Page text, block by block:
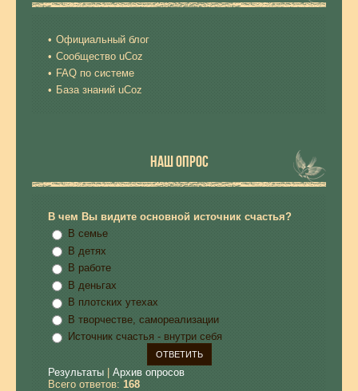
Официальный блог
Сообщество uCoz
FAQ по системе
База знаний uCoz
НАШ ОПРОС
В чем Вы видите основной источник счастья?
В семье
В детях
В работе
В деньгах
В плотских утехах
В творчестве, самореализации
Источник счастья - внутри себя
Результаты
Архив опросов
Всего ответов: 168